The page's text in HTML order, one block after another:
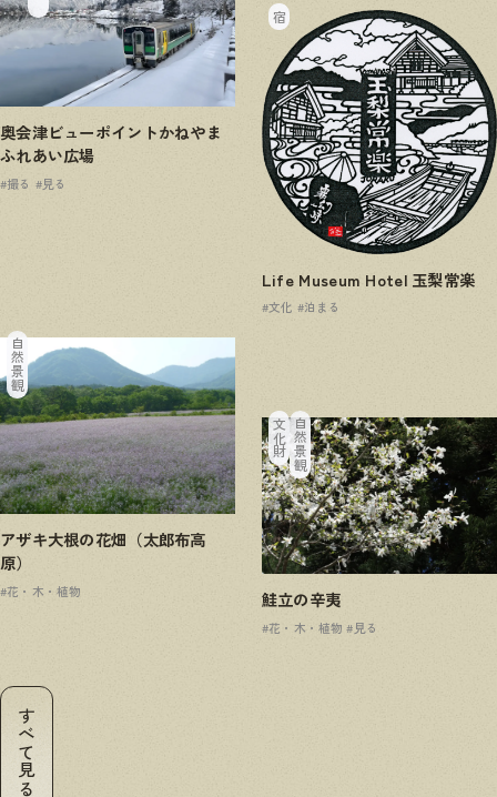
奥会津ビューポイントかねやま
ふれあい広場
#撮る #見る
Life Museum Hotel 玉梨常楽
宿
#文化 #泊まる
アザキ大根の花畑（太郎布高
原）
自然景観
#花・木・植物 鮭立の辛夷
文化財自然景観
#花・木・植物 #見る
すべて見る